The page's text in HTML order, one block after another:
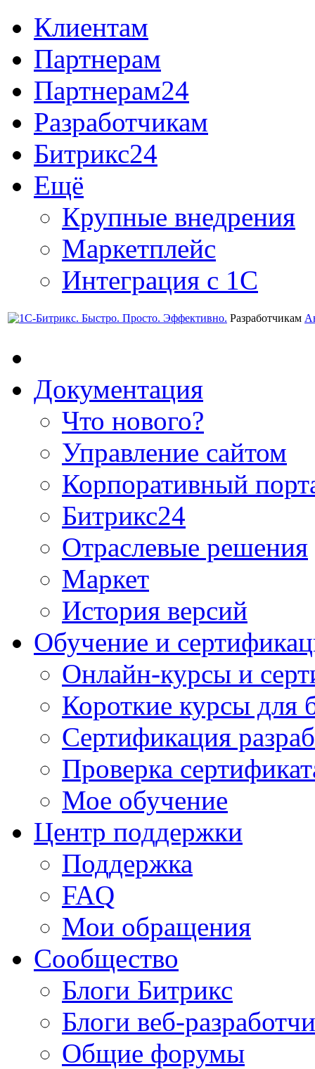
Клиентам
Партнерам
Партнерам24
Разработчикам
Битрикс24
Ещё
Крупные внедрения
Маркетплейс
Интеграция с 1С
Разработчикам
Документация
Что нового?
Управление сайтом
Корпоративный
Битрикс24
Отраслевые решения
Маркет
История версий
Обучение и
Онлайн-курсы и
Короткие курсы для
Сертификация
Проверка
Мое обучение
Центр поддержки
Поддержка
FAQ
Мои обращения
Сообщество
Блоги Битрикс
Блоги веб-
Общие форумы